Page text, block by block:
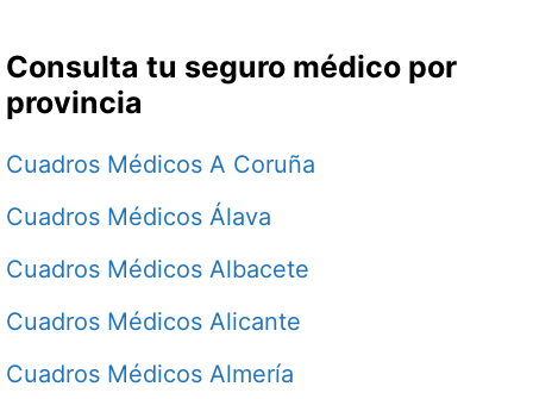
Consulta tu seguro médico por
provincia
Cuadros Médicos A Coruña
Cuadros Médicos Álava
Cuadros Médicos Albacete
Cuadros Médicos Alicante
Cuadros Médicos Almería